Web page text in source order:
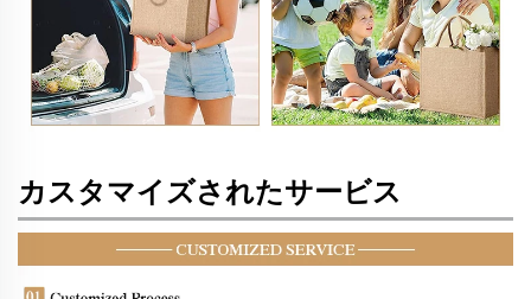
カスタマイズされたサービス